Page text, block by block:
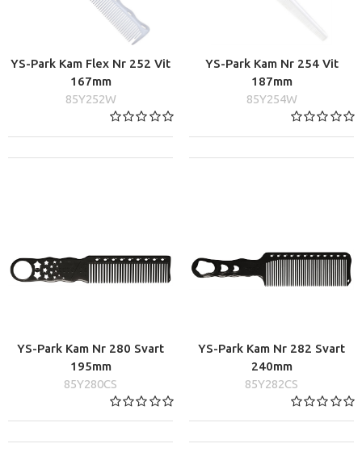
YS-Park Kam Flex Nr 252 Vit
167mm
85Y252W
YS-Park Kam Nr 254 Vit
187mm
85Y254W
YS-Park Kam Nr 280 Svart
195mm
85Y280CS
YS-Park Kam Nr 282 Svart
240mm
85Y282CS